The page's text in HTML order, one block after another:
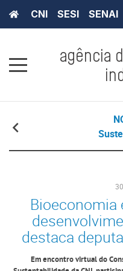
CNI SESI SENAI
agência
Bioeconomia
destaca
Em encontro virtual do